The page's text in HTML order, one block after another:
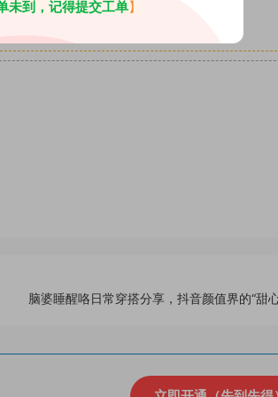
；安卓：zarchiver；苹果：解压专家
心！
脑婆睡醒咯日常穿搭分享，抖音颜值界的“甜
未到，记得提交工单】